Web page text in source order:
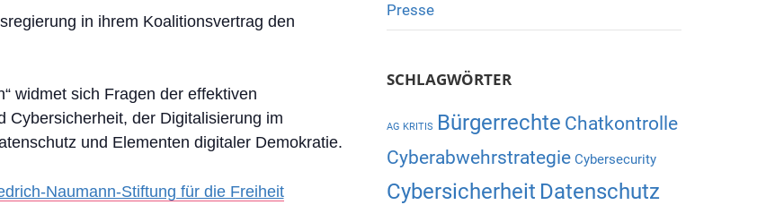
in ihrem Koalitionsvertrag den
widmet sich Fragen der effektiven
Cybersicherheit, der Digitalisierung im
und Elementen digitaler Demokratie.
Naumann-Stiftung für die Freiheit
Presse
SCHLAGWÖRTER
AG KRITIS Bürgerrechte Chatkontrolle
Cyberabwehrstrategie Cybersecurity
Cybersicherheit Datenschutz